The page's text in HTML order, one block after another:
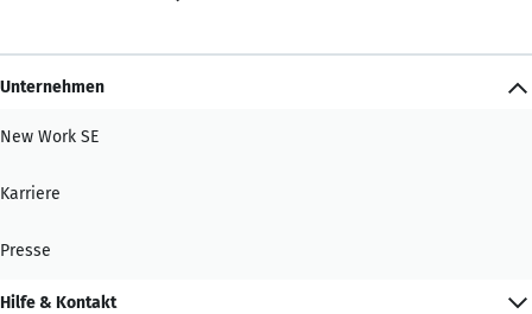
Unternehmen
New Work SE
Karriere
Presse
Hilfe & Kontakt